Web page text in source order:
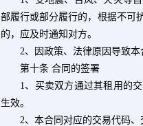
部履行或部分履行的，根据不可
的，应及时通知对方。
2、因政策、法律原因导致
第十条 合同的签署
1、买卖双方通过其租用的
生效。
2、本合同对应的交易代码